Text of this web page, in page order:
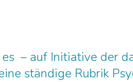
– auf Initiative der
ständige Rubrik